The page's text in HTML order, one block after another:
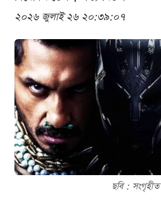
২০২৬ জুলাই ২৬ ২০:৩৯:০৭
ছবি : সংগৃহীত